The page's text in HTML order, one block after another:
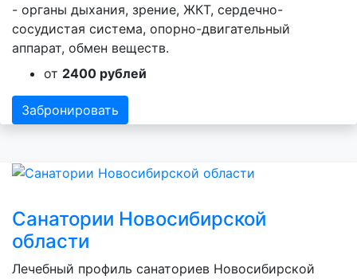
- органы дыхания, зрение, ЖКТ, сердечно-
сосудистая система, опорно-двигательный
аппарат, обмен веществ.
от 2400 рублей
Забронировать
Санатории Новосибирской
области
Лечебный профиль санаториев Новосибирской